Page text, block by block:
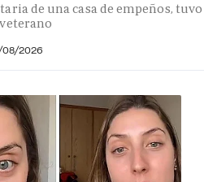
de una casa de empeños, tuvo
2026